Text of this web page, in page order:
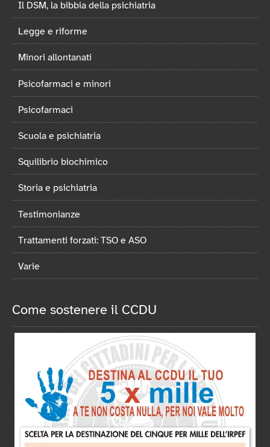
Il DSM, la bibbia della psichiatria
Legge e riforme
Minori allontanati
Psicofarmaci e minori
Psicofarmaci
Scuola e psichiatria
Squilibrio biochimico
Storia e psichiatria
Testimonianze
Trattamenti forzati: TSO e ASO
Varie
Come sostenere il CCDU